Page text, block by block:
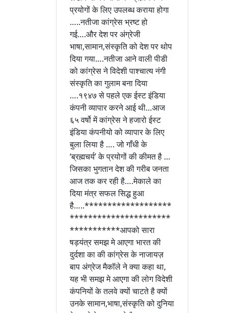
प्रयोगों के लिए उपलब्ध कराया होगा
…..नतीजा कांग्रेस भ्रष्ट हो
गई….और देश पर अंग्रेजी
भाषा,सामान,संस्कृति को देश पर थोप
दिया गया….नतीजा आने वाली पीडी
को कांग्रेस ने विदेशी पाश्चात्य नंगी
संस्कृति का गुलाम बना दिया
….१९४७ से पहले एक ईस्ट इंडिया
कंपनी व्यापार करने आई थी…आज
६५ वर्षो में कांग्रेस ने हजारो ईस्ट
इंडिया कंपनीयो को व्यापार के लिए
बुला लिया है …. जो गाँधी के
‘ब्रह्मचर्य’ के प्रयोगों की कीमत है …
जिसका भुगतान देश की गरीब जनता
आज तक कर रही है….मेकाले का
दिया मंत्र सफल सिद्ध हुआ
है…..*******************
**********************
***********आपको सारा
षड़यंत्र समझ मे आएगा भारत की
दुर्दशा का की कांग्रेस के नाजायज़
बाप अंग्रेज मैकॉले ने क्या कहा था,
यह भी समझ मे आएगा की लोग विदेशी
कंपनियों के तलवे क्यों चाटते है क्यों
उनके सामान,भाषा,संस्कृति को दुनिया